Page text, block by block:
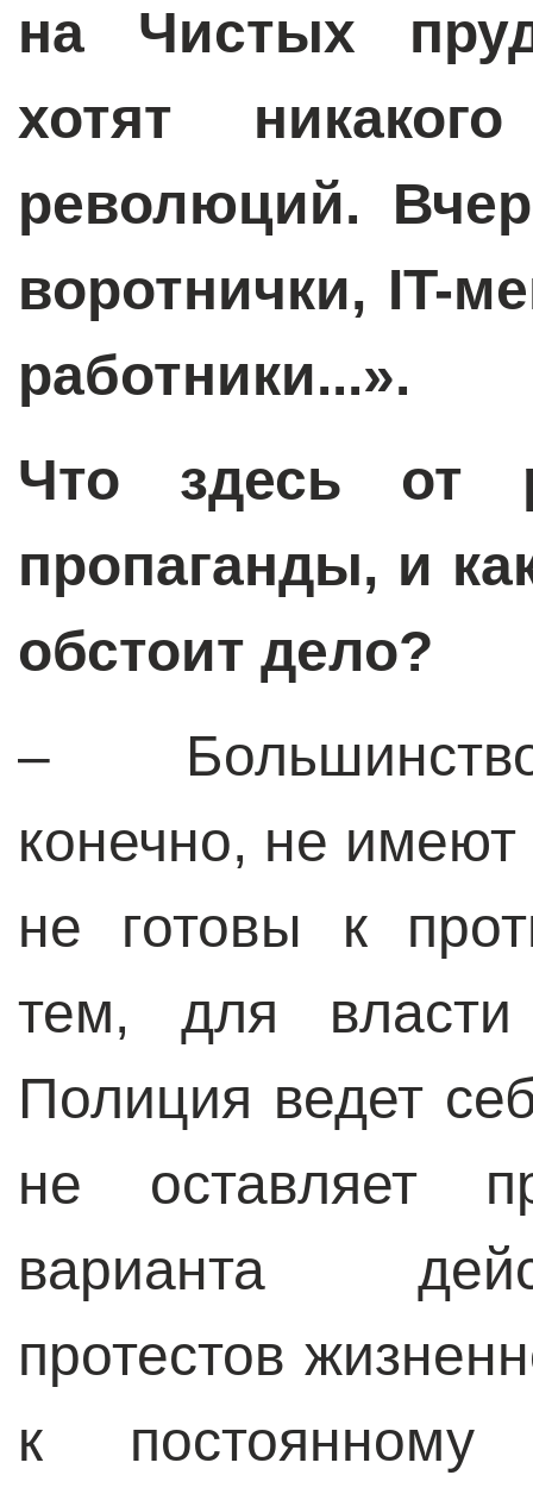
на Чистых
хотят
революций.
воротнички, IT-
работники...».
Что здесь от
пропаганды, и
обстоит дело?
– Большинство
конечно, не имеют
не готовы к
тем, для
Полиция ведет
не оставляет
варианта
протестов
к